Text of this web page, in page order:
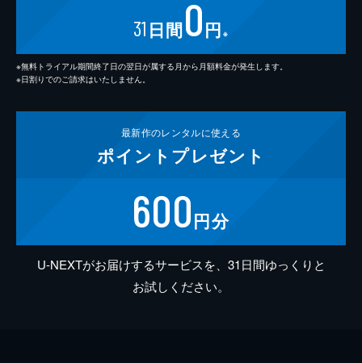
31 日間0円 ※
※無料トライアル期間終了日の翌日が属する月から月額料金が発生します。
※日割りでのご請求はいたしません。
最新作のレンタルに使える
ポイント プレゼント
600円分
U-NEXTがお届けするサービスを、31日間ゆっくりと
お試しください。